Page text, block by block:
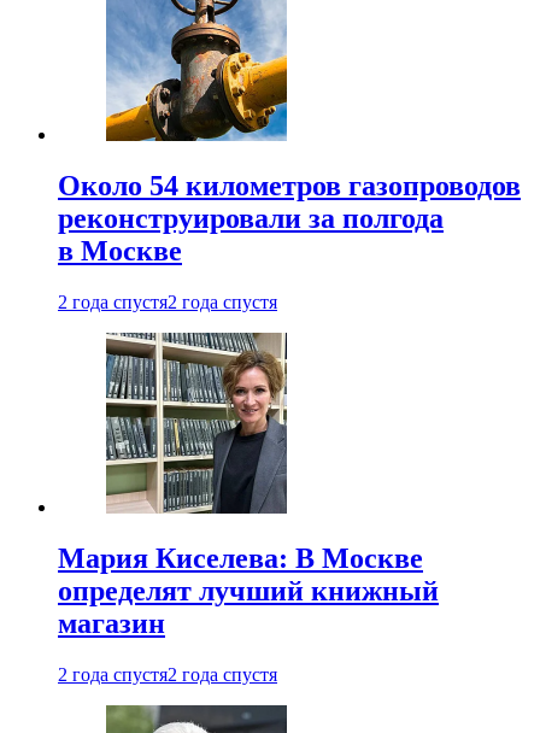
Около 54 километров газопроводов
реконструировали за полгода
в Москве
2 года спустя2 года спустя
Мария Киселева: В Москве
определят лучший книжный
магазин
2 года спустя2 года спустя